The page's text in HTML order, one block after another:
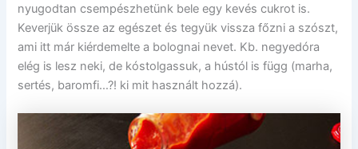
nyugodtan csempészhetünk bele egy kevés cukrot is.
Keverjük össze az egészet és tegyük vissza főzni a szószt,
ami itt már kiérdemelte a bolognai nevet. Kb. negyedóra
elég is lesz neki, de kóstolgassuk, a hústól is függ (marha,
sertés, baromfi…?! ki mit használt hozzá).